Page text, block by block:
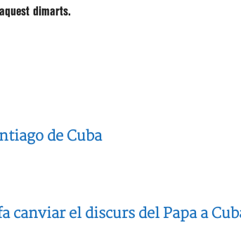
dimarts.
de Cuba
canviar el discurs del Papa a